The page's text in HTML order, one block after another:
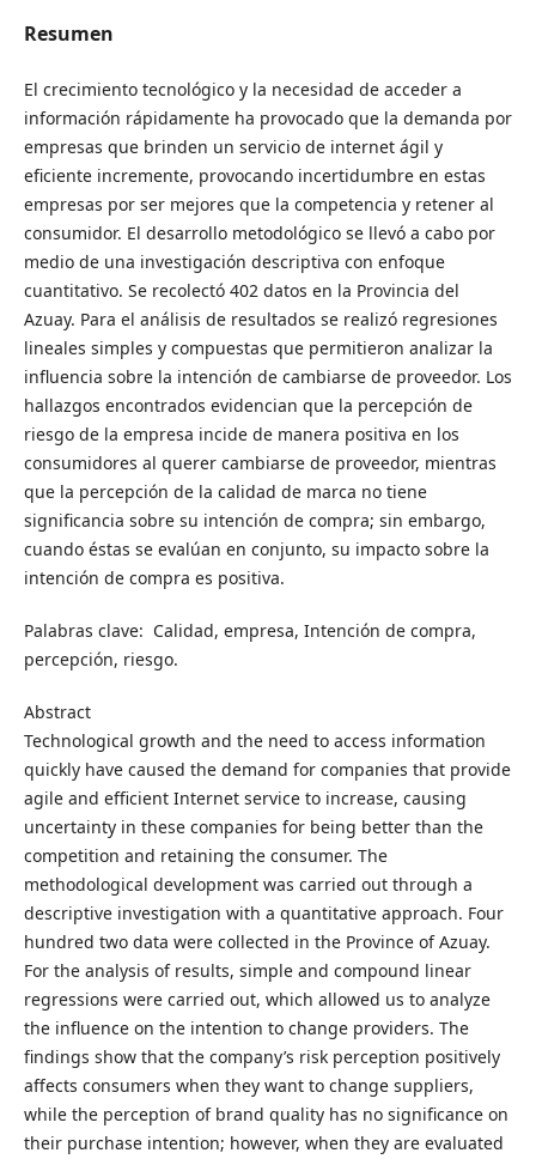
Resumen
El crecimiento tecnológico y la necesidad de acceder a
información rápidamente ha provocado que la demanda por
empresas que brinden un servicio de internet ágil y
eficiente incremente, provocando incertidumbre en estas
empresas por ser mejores que la competencia y retener al
consumidor. El desarrollo metodológico se llevó a cabo por
medio de una investigación descriptiva con enfoque
cuantitativo. Se recolectó 402 datos en la Provincia del
Azuay. Para el análisis de resultados se realizó regresiones
lineales simples y compuestas que permitieron analizar la
influencia sobre la intención de cambiarse de proveedor. Los
hallazgos encontrados evidencian que la percepción de
riesgo de la empresa incide de manera positiva en los
consumidores al querer cambiarse de proveedor, mientras
que la percepción de la calidad de marca no tiene
significancia sobre su intención de compra; sin embargo,
cuando éstas se evalúan en conjunto, su impacto sobre la
intención de compra es positiva.
Palabras clave: Calidad, empresa, Intención de compra,
percepción, riesgo.
Abstract
Technological growth and the need to access information
quickly have caused the demand for companies that provide
agile and efficient Internet service to increase, causing
uncertainty in these companies for being better than the
competition and retaining the consumer. The
methodological development was carried out through a
descriptive investigation with a quantitative approach. Four
hundred two data were collected in the Province of Azuay.
For the analysis of results, simple and compound linear
regressions were carried out, which allowed us to analyze
the influence on the intention to change providers. The
findings show that the company’s risk perception positively
affects consumers when they want to change suppliers,
while the perception of brand quality has no significance on
their purchase intention; however, when they are evaluated